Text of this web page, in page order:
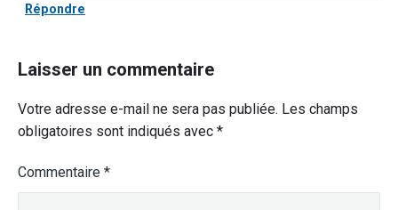
Répondre
Laisser un commentaire
Votre adresse e-mail ne sera pas publiée. Les champs
obligatoires sont indiqués avec *
Commentaire *